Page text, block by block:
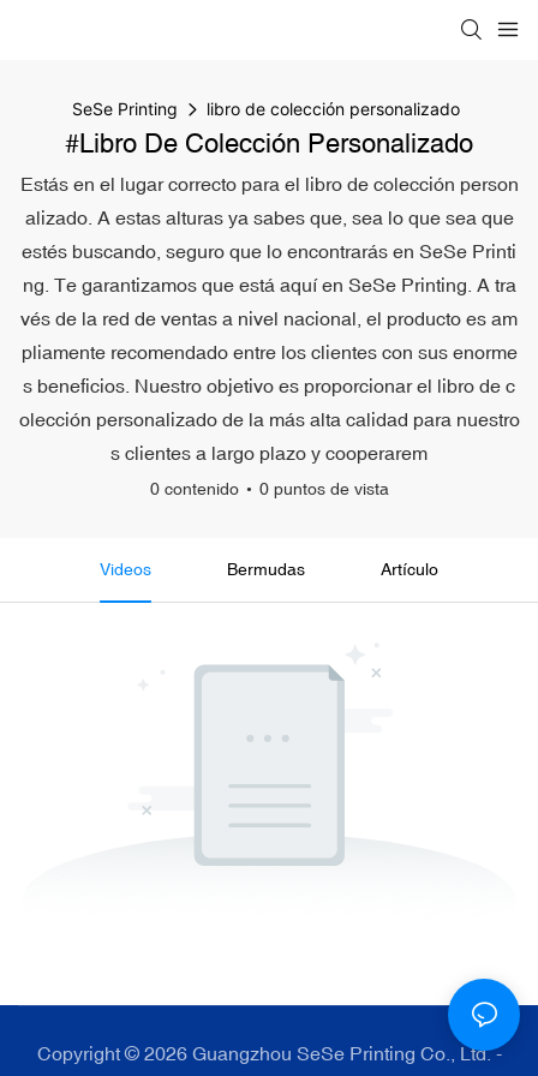
SeSe Printing libro de colección personalizado
#libro De Colección Personalizado
Estás en el lugar correcto para el libro de colección person
alizado. A estas alturas ya sabes que, sea lo que sea que
estés buscando, seguro que lo encontrarás en SeSe Printi
ng. Te garantizamos que está aquí en SeSe Printing. A tra
vés de la red de ventas a nivel nacional, el producto es am
pliamente recomendado entre los clientes con sus enorme
s beneficios. Nuestro objetivo es proporcionar el libro de c
olección personalizado de la más alta calidad para nuestro
s clientes a largo plazo y cooperarem
0 contenido 0 puntos de vista
Videos Bermudas Artículo
Copyright © 2026 Guangzhou SeSe Printing Co., Ltd. -